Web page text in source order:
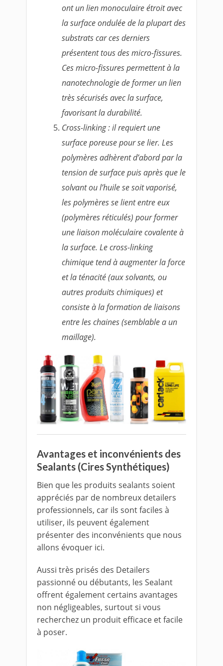
ont un lien monoculaire étroit avec
la surface ondulée de la plupart des
substrats car ces derniers
présentent tous des micro-fissures.
Ces micro-fissures permettent à la
nanotechnologie de former un lien
très sécurisés avec la surface,
favorisant la durabilité.
Cross-linking : il requiert une
surface poreuse pour se lier. Les
polymères adhèrent d’abord par la
tension de surface puis après que le
solvant ou l’huile se soit vaporisé,
les polymères se lient entre eux
(polymères réticulés) pour former
une liaison moléculaire covalente à
la surface. Le cross-linking
chimique tend à augmenter la force
et la ténacité (aux solvants, ou
autres produits chimiques) et
consiste à la formation de liaisons
entre les chaines (semblable a un
maillage).
Avantages et inconvénients des
Sealants (Cires Synthétiques)
Bien que les produits sealants soient
appréciés par de nombreux detailers
professionnels, car ils sont faciles à
utiliser, ils peuvent également
présenter des inconvénients que nous
allons évoquer ici.
Aussi très prisés des Detailers
passionné ou débutants, les Sealant
offrent également certains avantages
non négligeables, surtout si vous
recherchez un produit efficace et facile
à poser.